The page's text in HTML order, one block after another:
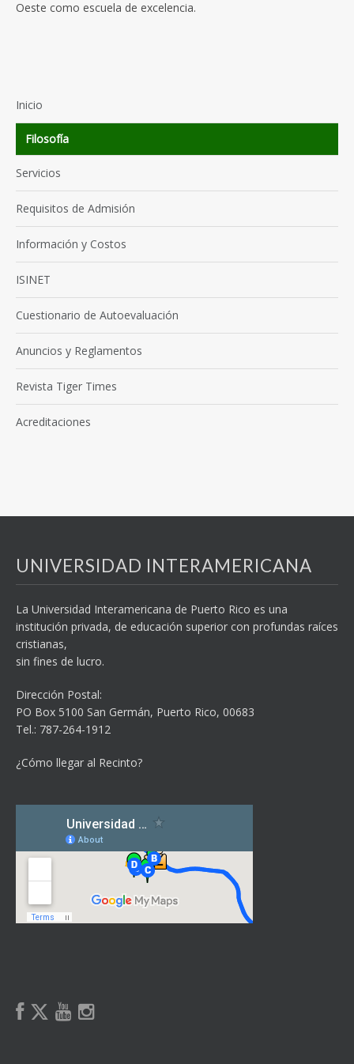
Oeste como escuela de excelencia.
Inicio
Filosofía
Servicios
Requisitos de Admisión
Información y Costos
ISINET
Cuestionario de Autoevaluación
Anuncios y Reglamentos
Revista Tiger Times
Acreditaciones
UNIVERSIDAD INTERAMERICANA
La Universidad Interamericana de Puerto Rico es una
institución privada, de educación superior con profundas raíces
cristianas,
sin fines de lucro.
Dirección Postal:
PO Box 5100 San Germán, Puerto Rico, 00683
Tel.: 787-264-1912
¿Cómo llegar al Recinto?